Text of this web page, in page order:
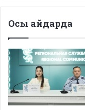
Осы айдарда